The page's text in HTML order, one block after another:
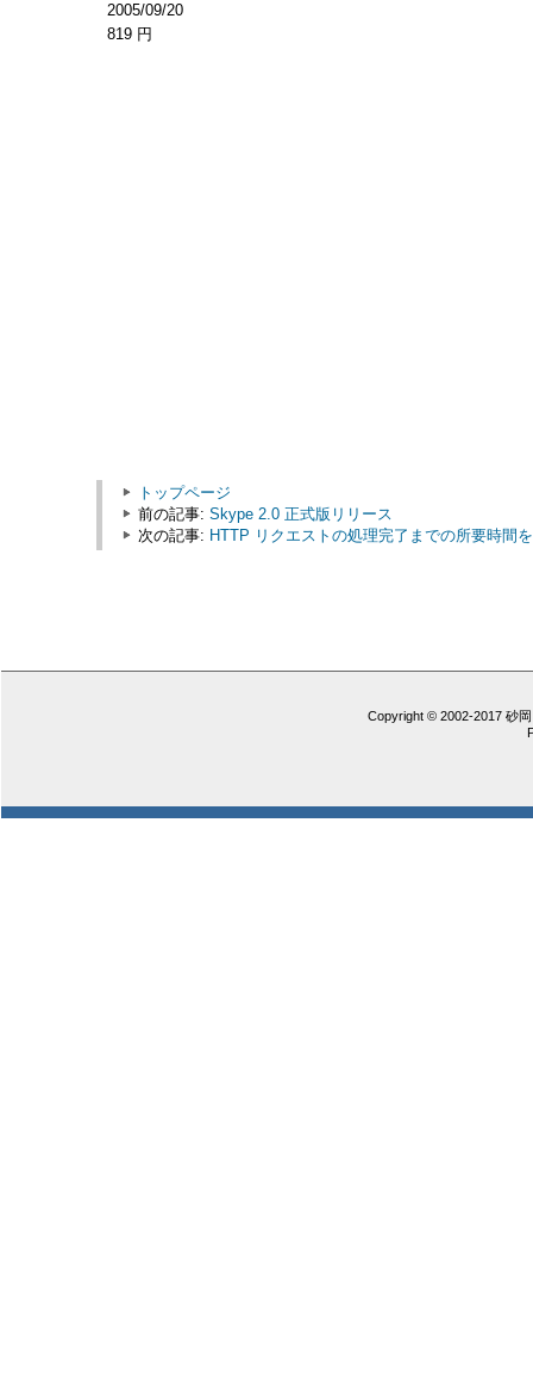
2005/09/20
819 円
トップページ
前の記事: Skype 2.0 正式版リリース
次の記事: HTTP リクエストの処理完了までの所要時間
Copyright © 2002-2017 砂